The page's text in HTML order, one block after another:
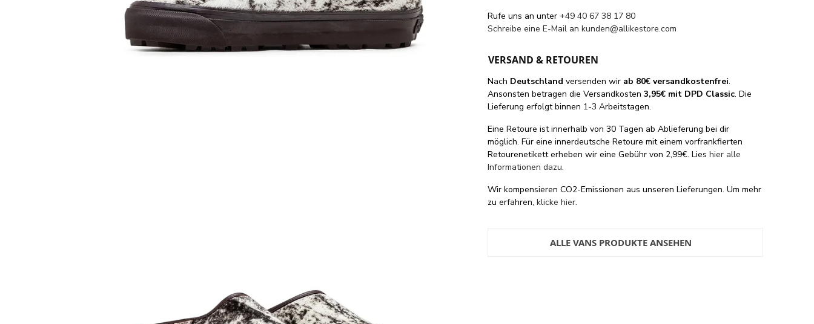
Rufe uns an unter+49 40 67 38 17 80
Schreibe eine E-Mail ankunden@allikestore.com
VERSAND & RETOUREN
Nach Deutschland versenden wir ab 80€ versandkostenfrei.
Ansonsten betragen die Versandkosten3,95€ mit DPD Classic. Die
Lieferung erfolgt binnen 1-3 Arbeitstagen.
Eine Retoure ist innerhalb von 30 Tagen ab Ablieferung bei dir
möglich. Für eine innerdeutsche Retoure mit einem vorfrankfierten
Retourenetikett erheben wir eine Gebühr von 2,99€. Lieshier alle
Informationen dazu.
Wir kompensieren CO2-Emissionen aus unseren Lieferungen. Um mehr
zu erfahren,klicke hier.
ALLE VANS PRODUKTE ANSEHEN